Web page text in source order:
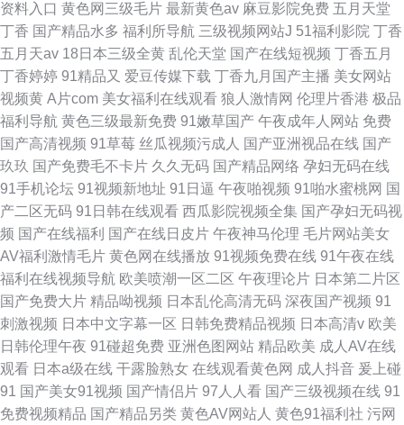
资料入口 黄色网三级毛片 最新黄色av 麻豆影院免费 五月天堂
丁香 国产精品水多 福利所导航 三级视频网站J 51福利影院 丁香
五月天av 18日本三级全黄 乱伦天堂 国产在线短视频 丁香五月
丁香婷婷 91精品又 爱豆传媒下载 丁香九月国产主播 美女网站
视频黄 A片com 美女福利在线观看 狼人激情网 伦理片香港 极品
福利导航 黄色三级最新免费 91嫩草国产 午夜成年人网站 免费
国产高清视频 91草莓 丝瓜视频污成人 国产亚洲视品在线 国产
玖玖 国产免费毛不卡片 久久无码 国产精品网络 孕妇无码在线
91手机论坛 91视频新地址 91日逼 午夜啪视频 91啪水蜜桃网 国
产二区无码 91日韩在线观看 西瓜影院视频全集 国产孕妇无码视
频 国产在线福利 国产在线日皮片 午夜神马伦理 毛片网站美女
AV福利激情毛片 黄色网在线播放 91视频免费在线 91午夜在线
福利在线视频导航 欧美喷潮一区二区 午夜理论片 日本第二片区
国产免费大片 精品呦视频 日本乱伦高清无码 深夜国产视频 91
刺激视频 日本中文字幕一区 日韩免费精品视频 日本高清v 欧美
日韩伦理午夜 91碰超免费 亚洲色图网站 精品欧美 成人AV在线
观看 日本a级在线 干露脸熟女 在线观看黄色网 成人抖音 爰上碰
91 国产美女91视频 国产情侣片 97人人看 国产三级视频在线 91
免费视频精品 国产精品另类 黄色AV网站人 黄色91福利社 污网